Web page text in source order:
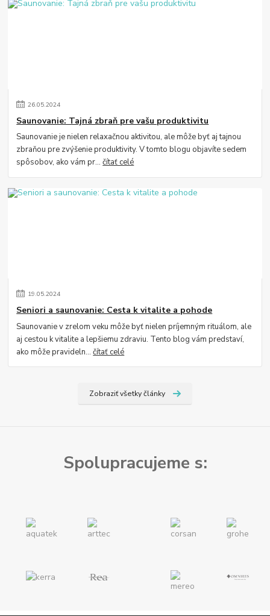
26.05.2024
Saunovanie: Tajná zbraň pre vašu produktivitu
Saunovanie je nielen relaxačnou aktivitou, ale môže byť aj tajnou
zbraňou pre zvýšenie produktivity. V tomto blogu objavíte sedem
spôsobov, ako vám pr...čítať celé
19.05.2024
Seniori a saunovanie: Cesta k vitalite a pohode
Saunovanie v zrelom veku môže byť nielen príjemným rituálom, ale
aj cestou k vitalite a lepšiemu zdraviu. Tento blog vám predstaví,
ako môže pravideln...čítať celé
Zobraziť všetky články
Spolupracujeme s: